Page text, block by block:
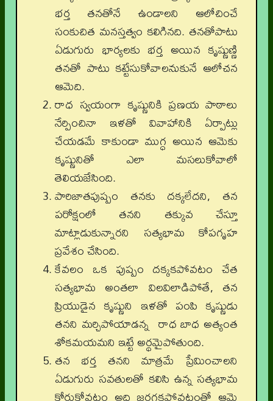
భర్త తనతోనే ఉండాలని ఆలోచించే
సంకుచిత మనస్తత్వం కలిగినది. తనతోపాటు
ఏడుగురు భార్యలకు భర్త అయిన కృష్ణుణ్ణి
తనతో పాటు కట్టేసుకోవాలనుకునే ఆలోచన
ఆమెది.
రాధ స్వయంగా కృష్ణునికి ప్రణయ పాఠాలు
నేర్పించినా ఇళతో వివాహానికి ఏర్పాట్లు
చేయడమే కాకుండా ముగ్ధ అయిన ఆమెకు
కృష్ణునితో ఎలా మసలుకోవాలో
తెలియజేసింది.
పారిజాతపుష్పం తనకు దక్కలేదని, తన
పరోక్షంలో తనని తక్కువ చేస్తూ
మాట్లాడుకున్నారని సత్యభామ కోపగృహ
ప్రవేశం చేసింది.
కేవలం ఒక పుష్పం దక్కకపోవటం చేత
సత్యభామ అంతలా విలవిలాడిపోతే, తన
ప్రియుడైన కృష్ణుని ఇళతో పంపి కృష్ణుడు
తనని మర్చిపోయాడన్న రాధ బాధ అత్యంత
శోకమయమని ఇట్టే అర్థమైపోతుంది.
తన భర్త తనని మాత్రమే ప్రేమించాలని
ఏడుగురు సవతులతో కలిసి ఉన్న సత్యభామ